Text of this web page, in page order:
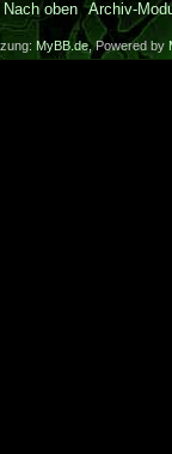
Nach oben Archiv-
MyBB.de, Powered by